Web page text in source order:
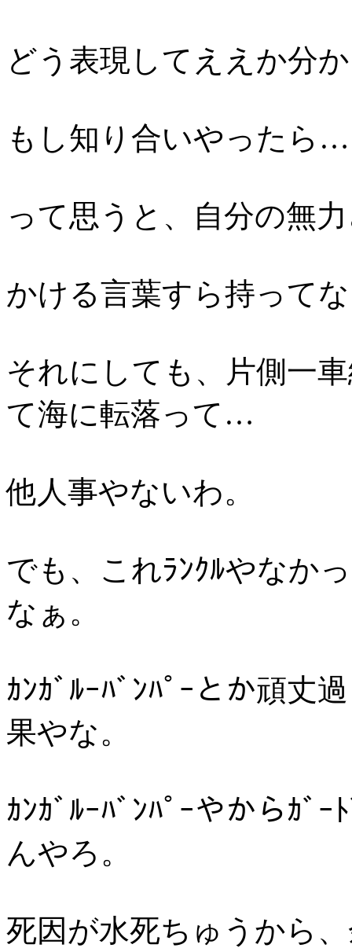
どう表現してええか分
もし知り合いやったら…
って思うと、自分の無
かける言葉すら持って
それにしても、片側一
て海に転落って…
他人事やないわ。
でも、これﾗﾝｸﾙやなか
なぁ。
ｶﾝｶﾞﾙｰﾊﾞﾝﾊﾟｰとか頑丈
果やな。
ｶﾝｶﾞﾙｰﾊﾞﾝﾊﾟｰやからｶﾞ
んやろ。
死因が水死ちゅうから